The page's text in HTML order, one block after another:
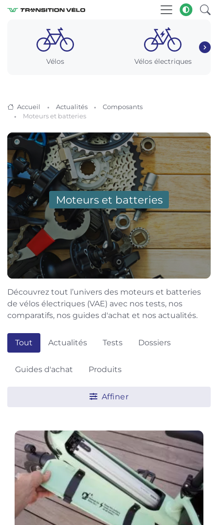
Vélos Vélos électriques
Accueil Actualités
Composants
Moteurs et batteries
Moteurs et batteries
Découvrez tout l’univers des moteurs et batteries
de vélos électriques (VAE) avec nos tests, nos
comparatifs, nos guides d'achat et nos actualités.
Tout Actualités Tests Dossiers
Guides d'achat Produits
Affiner